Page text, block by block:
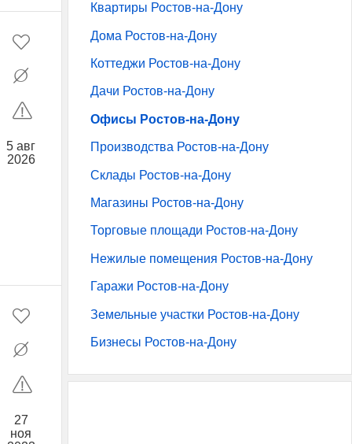
5 авг
2026
27
ноя
Квартиры Ростов-на-Дону
Дома Ростов-на-Дону
Коттеджи Ростов-на-Дону
Дачи Ростов-на-Дону
Офисы Ростов-на-Дону
Производства Ростов-на-Дону
Склады Ростов-на-Дону
Магазины Ростов-на-Дону
Торговые площади Ростов-на-Дону
Нежилые помещения Ростов-на-Дону
Гаражи Ростов-на-Дону
Земельные участки Ростов-на-Дону
Бизнесы Ростов-на-Дону